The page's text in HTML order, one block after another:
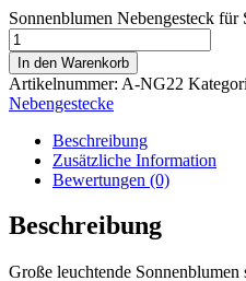
Sonnenblumen Nebengesteck
In den Warenkorb
Artikelnummer: A-NG22
Nebengestecke
Beschreibung
Zusätzliche Information
Bewertungen (0)
Beschreibung
Große leuchtende Sonnenblumen